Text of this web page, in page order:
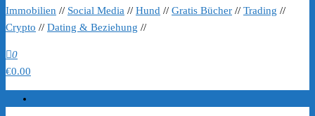
Immobilien // Social Media // Hund // Gratis Bücher // Trading //
Crypto // Dating & Beziehung //
0
€0.00